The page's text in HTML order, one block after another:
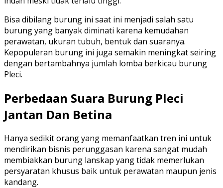
Bisa dibilang burung ini saat ini menjadi salah satu
burung yang banyak diminati karena kemudahan
perawatan, ukuran tubuh, bentuk dan suaranya.
Kepopuleran burung ini juga semakin meningkat seiring
dengan bertambahnya jumlah lomba berkicau burung
Pleci.
Perbedaan Suara Burung Pleci
Jantan Dan Betina
Hanya sedikit orang yang memanfaatkan tren ini untuk
mendirikan bisnis perunggasan karena sangat mudah
membiakkan burung lanskap yang tidak memerlukan
persyaratan khusus baik untuk perawatan maupun jenis
kandang.